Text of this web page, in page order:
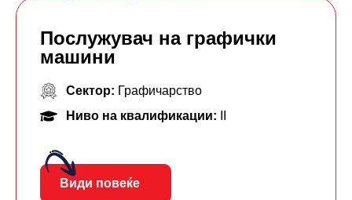
Послужувач на графички
машини
Сектор: Графичарство
Ниво на квалификации:
Види повеќе